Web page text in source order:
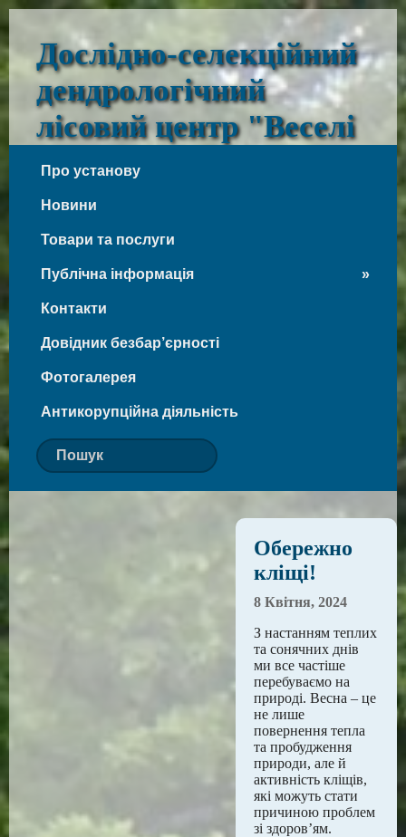
Дослідно-селекційний
дендрологічний
лісовий центр "Веселі
Боковеньки"
Веселі Боковеньки
Про установу
Новини
Товари та послуги
Публічна інформація
Контакти
Довідник безбар’єрності
Фотогалерея
Антикорупційна діяльність
Обережно
кліщі!
8 Квітня, 2024
З настанням теплих
та сонячних днів
ми все частіше
перебуваємо на
природі. Весна – це
не лише
повернення тепла
та пробудження
природи, але й
активність кліщів,
які можуть стати
причиною проблем
зі здоров’ям.